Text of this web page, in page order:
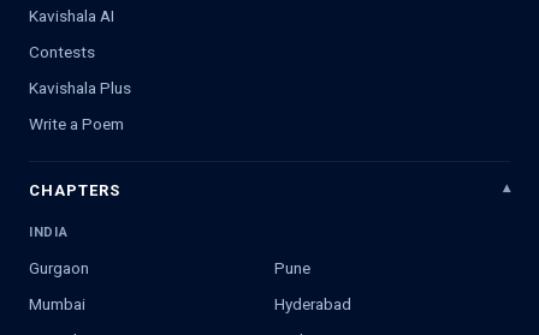
Kavishala AI
Contests
Kavishala Plus
Write a Poem
CHAPTERS
INDIA
Gurgaon
Pune
Mumbai
Hyderabad